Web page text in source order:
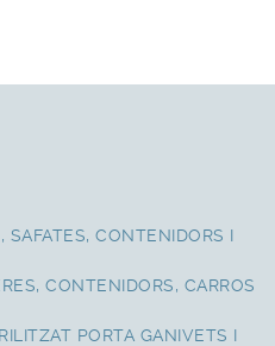
CONTENIDORS I
CONTENIDORS, CARROS
PORTA GANIVETS I